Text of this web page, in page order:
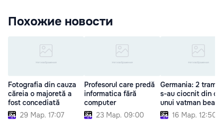
Похожие новости
Fotografia din cauza
căreia o majoretă a
fost concediată
29 Мар. 17:07
Profesorul care predă
informatica fără
computer
23 Мар. 09:00
Germania: 2
s-au ciocnit din
unui vatman beat
16 Мар. 12:50